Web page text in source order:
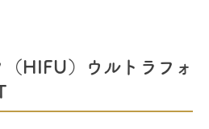
HIFU）ウルトラフォ